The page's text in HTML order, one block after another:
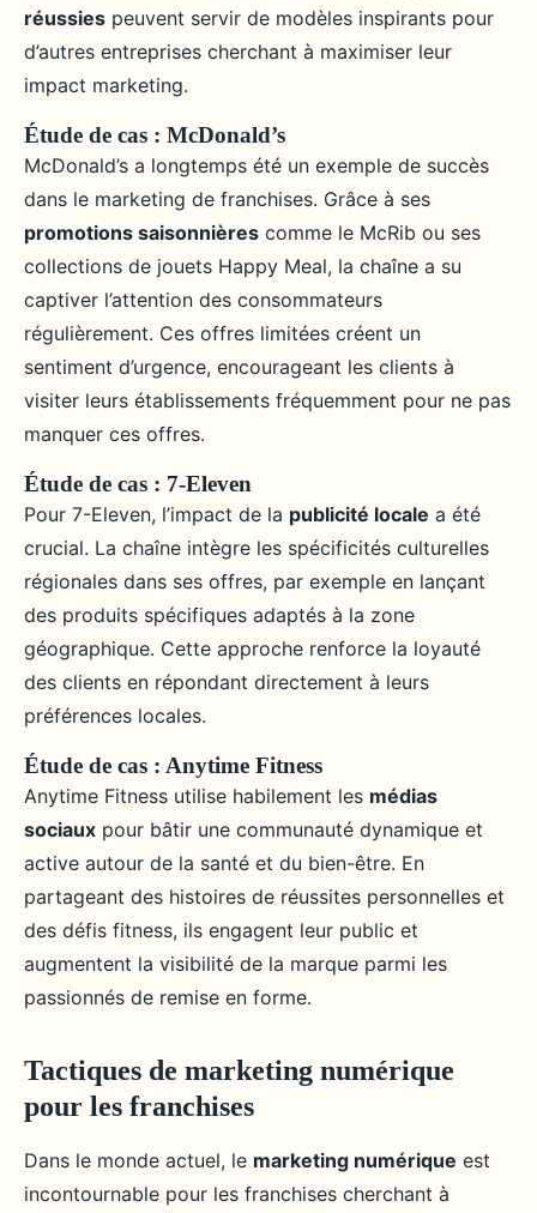
réussies peuvent servir de modèles inspirants pour
d’autres entreprises cherchant à maximiser leur
impact marketing.
Étude de cas : McDonald’s
McDonald’s a longtemps été un exemple de succès
dans le marketing de franchises. Grâce à ses
promotions saisonnières comme le McRib ou ses
collections de jouets Happy Meal, la chaîne a su
captiver l’attention des consommateurs
régulièrement. Ces offres limitées créent un
sentiment d’urgence, encourageant les clients à
visiter leurs établissements fréquemment pour ne pas
manquer ces offres.
Étude de cas : 7-Eleven
Pour 7-Eleven, l’impact de la publicité locale a été
crucial. La chaîne intègre les spécificités culturelles
régionales dans ses offres, par exemple en lançant
des produits spécifiques adaptés à la zone
géographique. Cette approche renforce la loyauté
des clients en répondant directement à leurs
préférences locales.
Étude de cas : Anytime Fitness
Anytime Fitness utilise habilement les médias
sociaux pour bâtir une communauté dynamique et
active autour de la santé et du bien-être. En
partageant des histoires de réussites personnelles et
des défis fitness, ils engagent leur public et
augmentent la visibilité de la marque parmi les
passionnés de remise en forme.
Tactiques de marketing numérique
pour les franchises
Dans le monde actuel, le marketing numérique est
incontournable pour les franchises cherchant à